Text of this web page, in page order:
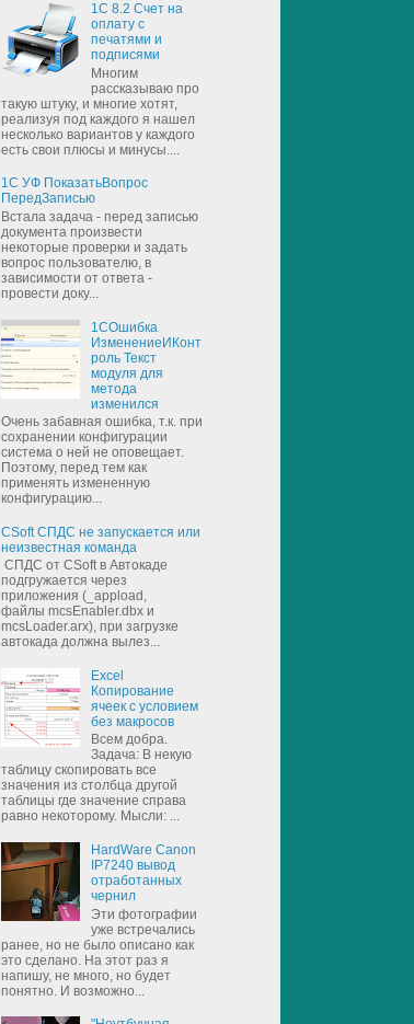
1С 8.2 Счет на
оплату с
печатями и
подписями
Многим
рассказываю про
такую штуку, и многие хотят,
реализуя под каждого я нашел
несколько вариантов у каждого
есть свои плюсы и минусы....
1С УФ ПоказатьВопрос
ПередЗаписью
Встала задача - перед записью
документа произвести
некоторые проверки и задать
вопрос пользователю, в
зависимости от ответа -
провести доку...
1СОшибка
ИзменениеИКонт
роль Текст
модуля для
метода
изменился
Очень забавная ошибка, т.к. при
сохранении конфигурации
система о ней не оповещает.
Поэтому, перед тем как
применять измененную
конфигурацию...
CSoft СПДС не запускается или
неизвестная команда
СПДС от CSoft в Автокаде
подгружается через
приложения (_appload,
файлы mcsEnabler.dbx и
mcsLoader.arx), при загрузке
автокада должна вылез...
Excel
Копирование
ячеек с условием
без макросов
Всем добра.
Задача: В некую
таблицу скопировать все
значения из столбца другой
таблицы где значение справа
равно некоторому. Мысли: ...
HardWare Canon
IP7240 вывод
отработанных
чернил
Эти фотографии
уже встречались
ранее, но не было описано как
это сделано. На этот раз я
напишу, не много, но будет
понятно. И возможно...